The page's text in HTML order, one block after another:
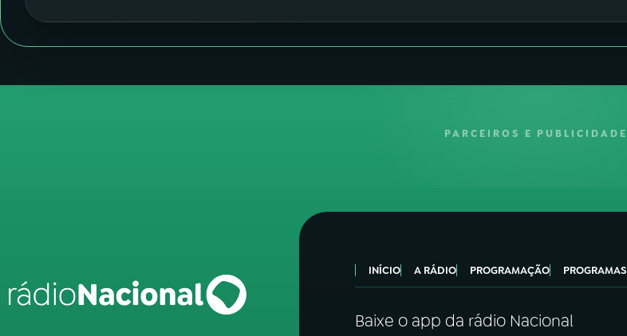
PARCEIROS E PUBLICIDADE
INÍCIO A RÁDIO PROGRAMAÇÃO PROGRAMAS
Baixe o app da rádio Nacional